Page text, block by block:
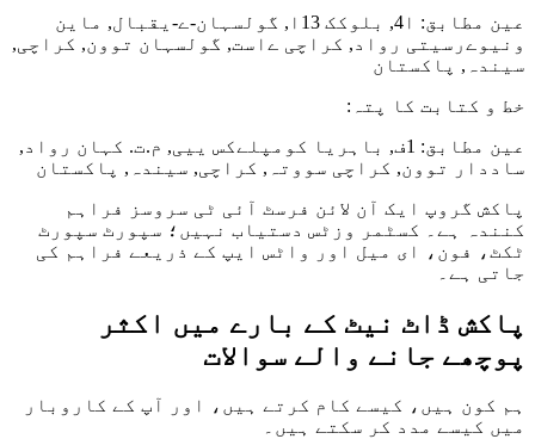
عین مطابق: ا4, بلوکک 13ا, گولسہان-ے-یقبال, ماین
ونیوےرسیتی رواد, کراچی ےاست, گولسہان توون, کراچی,
سیندہ, پاکستان
خط و کتابت کا پتہ:
عین مطابق: 1ف, باہریا کومپلےکس ییی, م.ت. کہان رواد,
ساددار توون, کراچی سووتہ, کراچی, سیندہ, پاکستان
پاکش گروپ ایک آن لائن فرسٹ آئی ٹی سروسز فراہم
کنندہ ہے۔ کسٹمر وزٹس دستیاب نہیں؛ سپورٹ سپورٹ
ٹکٹ، فون، ای میل اور واٹس ایپ کے ذریعے فراہم کی
جاتی ہے۔
پاکش ڈاٹ نیٹ کے بارے میں اکثر
پوچھے جانے والے سوالات
ہم کون ہیں، کیسے کام کرتے ہیں، اور آپ کے کاروبار
میں کیسے مدد کر سکتے ہیں۔